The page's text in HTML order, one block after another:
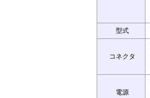
型式
コネクタ
電源